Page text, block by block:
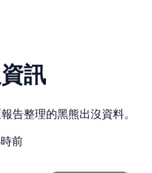
訊
告整理的黑熊出沒資料。
前